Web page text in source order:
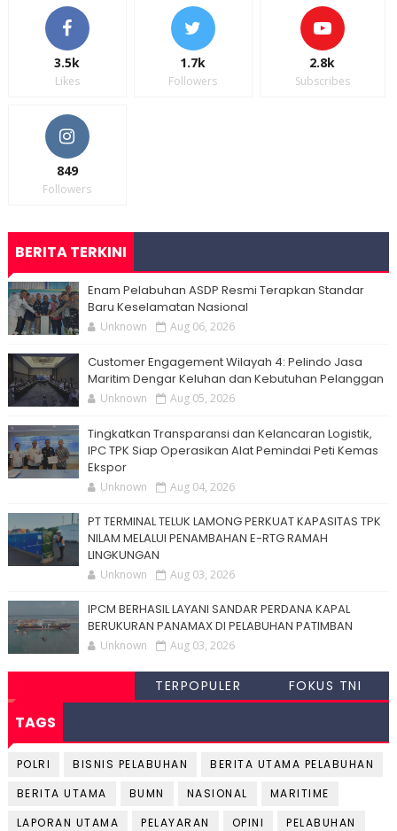
3.5k
Likes
1.7k
Followers
2.8k
Subscribes
849
Followers
BERITA TERKINI
Enam Pelabuhan ASDP Resmi Terapkan Standar
Baru Keselamatan Nasional
Unknown Aug 06, 2026
Customer Engagement Wilayah 4: Pelindo Jasa
Maritim Dengar Keluhan dan Kebutuhan Pelanggan
Unknown Aug 05, 2026
Tingkatkan Transparansi dan Kelancaran Logistik,
IPC TPK Siap Operasikan Alat Pemindai Peti Kemas
Ekspor
Unknown Aug 04, 2026
PT TERMINAL TELUK LAMONG PERKUAT KAPASITAS TPK
NILAM MELALUI PENAMBAHAN E-RTG RAMAH
LINGKUNGAN
Unknown Aug 03, 2026
IPCM BERHASIL LAYANI SANDAR PERDANA KAPAL
BERUKURAN PANAMAX DI PELABUHAN PATIMBAN
Unknown Aug 03, 2026
TERPOPULER FOKUS TNI
TAGS
POLRI BISNIS PELABUHAN
BERITA UTAMA PELABUHAN
BERITA UTAMA
BUMN NASIONAL
MARITIME
LAPORAN UTAMA
PELAYARAN OPINI
PELABUHAN